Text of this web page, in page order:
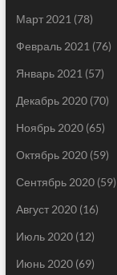
Март 2021 (78)
Февраль 2021 (76)
Январь 2021 (57)
Декабрь 2020(70)
Ноябрь 2020(65)
Октябрь 2020(59)
Сентябрь 2020(59)
Август 2020(16)
Июль 2020(12)
Июнь 2020(69)